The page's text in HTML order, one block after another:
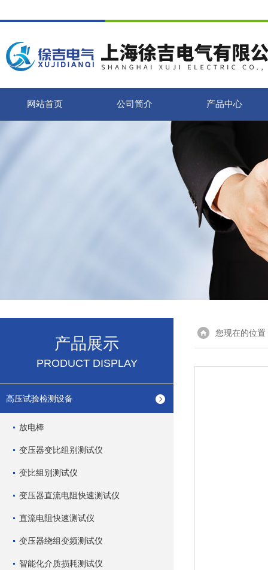
网站首页 公司简介 产品中心
产品展示
PRODUCT DISPLAY
高压试验检测设备
放电棒
变压器变比组别测试仪
变比组别测试仪
变压器直流电阻快速测试仪
直流电阻快速测试仪
变压器绕组变频测试仪
智能化介质损耗测试仪
您现在的位置